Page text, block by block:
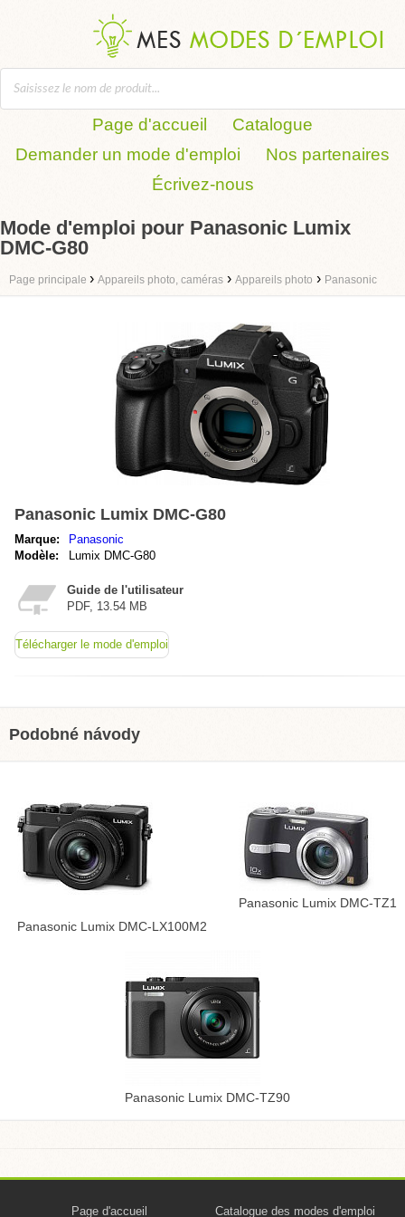
Page d'accueil
Catalogue
Demander un mode d'emploi
Nos partenaires
Écrivez-nous
Mode d'emploi pour Panasonic Lumix
DMC-G80
Page principale › Appareils photo, caméras › Appareils photo › Panasonic
Panasonic Lumix DMC-G80
Marque:
Panasonic
Modèle:
Lumix DMC-G80
Guide de l'utilisateur
PDF, 13.54 MB
Télécharger le mode d'emploi
Podobné návody
Panasonic Lumix DMC-LX100M2
Panasonic Lumix DMC-TZ1
Panasonic Lumix DMC-TZ90
Page d'accueil Catalogue des modes d'emploi